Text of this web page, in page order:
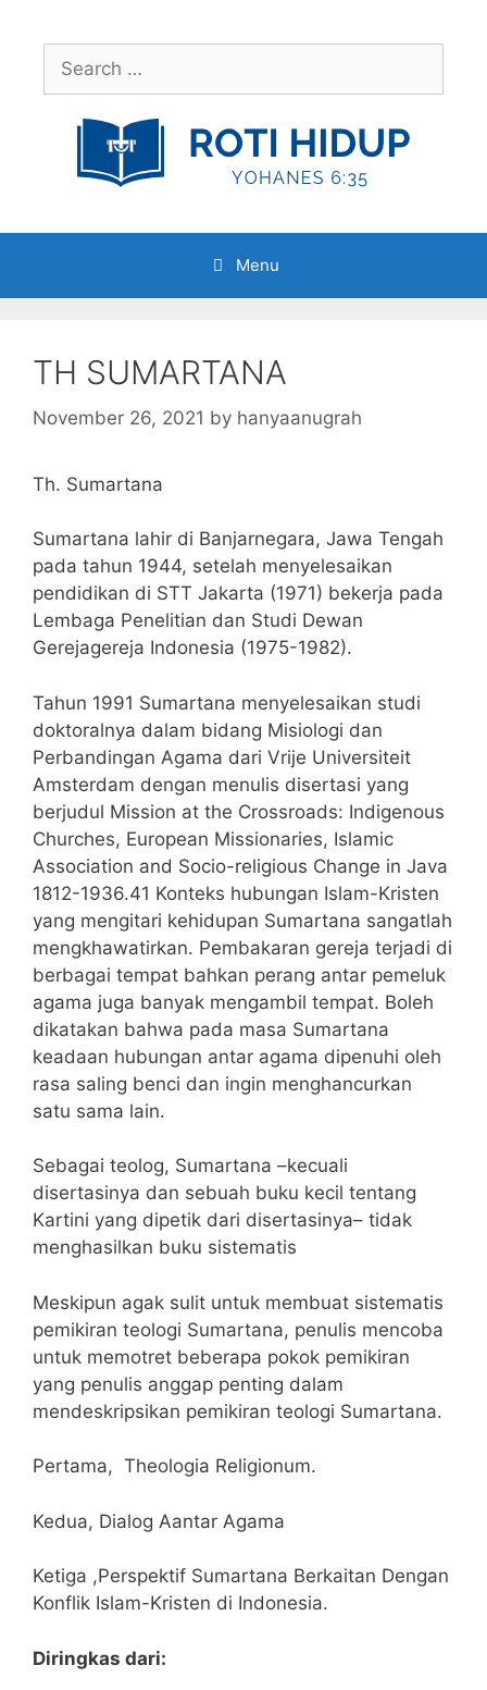
contentSearch
for:
Menu
TH SUMARTANA
November 26, 2021 by hanyaanugrah
Th. Sumartana
Sumartana lahir di Banjarnegara, Jawa Tengah
pada tahun 1944, setelah menyelesaikan
pendidikan di STT Jakarta (1971) bekerja pada
Lembaga Penelitian dan Studi Dewan
Gerejagereja Indonesia (1975-1982).
Tahun 1991 Sumartana menyelesaikan studi
doktoralnya dalam bidang Misiologi dan
Perbandingan Agama dari Vrije Universiteit
Amsterdam dengan menulis disertasi yang
berjudul Mission at the Crossroads: Indigenous
Churches, European Missionaries, Islamic
Association and Socio-religious Change in Java
1812-1936.41 Konteks hubungan Islam-Kristen
yang mengitari kehidupan Sumartana sangatlah
mengkhawatirkan. Pembakaran gereja terjadi di
berbagai tempat bahkan perang antar pemeluk
agama juga banyak mengambil tempat. Boleh
dikatakan bahwa pada masa Sumartana
keadaan hubungan antar agama dipenuhi oleh
rasa saling benci dan ingin menghancurkan
satu sama lain.
Sebagai teolog, Sumartana –kecuali
disertasinya dan sebuah buku kecil tentang
Kartini yang dipetik dari disertasinya– tidak
menghasilkan buku sistematis
Meskipun agak sulit untuk membuat sistematis
pemikiran teologi Sumartana, penulis mencoba
untuk memotret beberapa pokok pemikiran
yang penulis anggap penting dalam
mendeskripsikan pemikiran teologi Sumartana.
Pertama, Theologia Religionum.
Kedua, Dialog Aantar Agama
Ketiga ,Perspektif Sumartana Berkaitan Dengan
Konflik Islam-Kristen di Indonesia.
Diringkas dari: